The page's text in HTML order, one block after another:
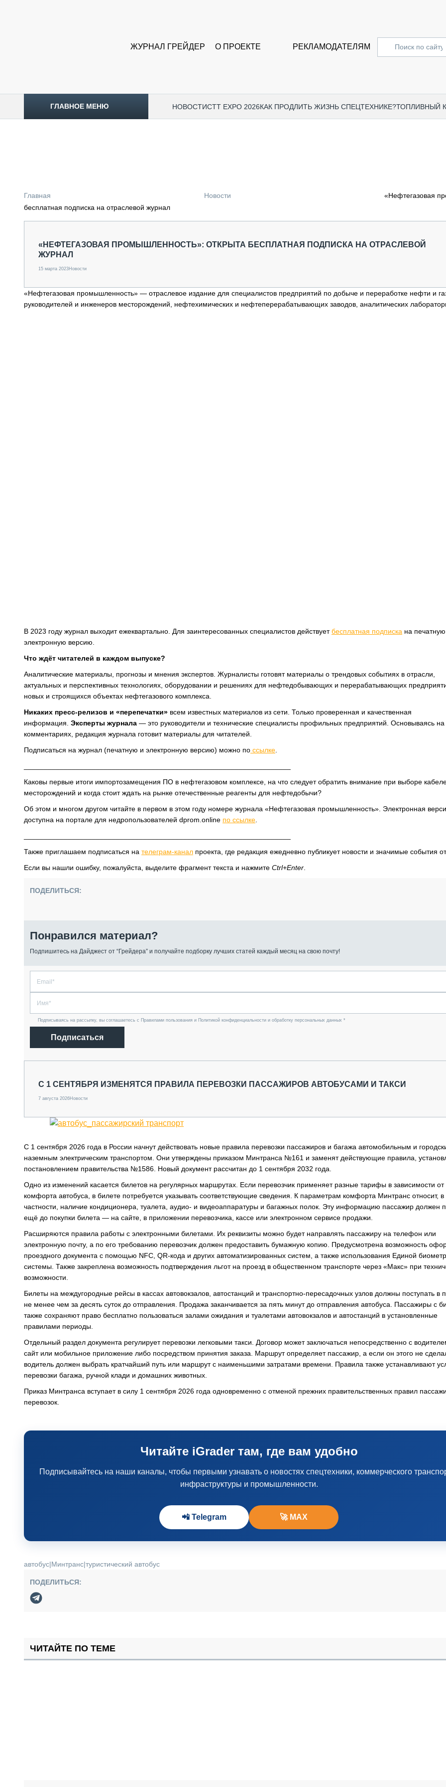
ЖУРНАЛ ГРЕЙДЕР О ПРОЕКТЕ РЕКЛАМОДАТЕЛЯМ
ГЛАВНОЕ МЕНЮ НОВОСТИCTT EXPO 2026КАК ПРОДЛИТЬ ЖИЗНЬ СПЕЦТЕХНИКЕ?ТОПЛИВНЫЙ
ОБЗОР РЫНКА
ГРУЗОПЕРЕВОЗКИ
ФИНАНСЫ, ЛИЗИНГ, СТРАХОВАНИЕ
ТЕХНИКА КРУПНЫМ ПЛАНОМ
ТЕХНОЛОГИИ
ДОРОЖНАЯ ИНДУСТРИЯ
СЕРВИСМЕНЫ
Главная Новости
«Нефтегазовая
бесплатная подписка на отраслевой журнал
«НЕФТЕГАЗОВАЯ ПРОМЫШЛЕННОСТЬ»: ОТКРЫТА БЕСПЛАТНАЯ ПОДПИСКА НА ОТРАСЛЕВОЙ
ЖУРНАЛ
15 марта 2023Новости
«Нефтегазовая промышленность» ― отраслевое издание для специалистов предприятий по добыче и переработке нефти и
руководителей и инженеров месторождений, нефтехимических и нефтеперерабатывающих заводов, аналитических
В 2023 году журнал выходит ежеквартально. Для заинтересованных специалистов действуетбесплатная подписка на
электронную версию.
Что ждёт читателей в каждом выпуске?
Аналитические материалы, прогнозы и мнения экспертов. Журналисты готовят материалы о трендовых событиях в отрасли,
актуальных и перспективных технологиях, оборудовании и решениях для нефтедобывающих и перерабатывающих
новых и строящихся объектах нефтегазового комплекса.
Никаких пресс-релизов и «перепечатки» всем известных материалов из сети. Только проверенная и качественная
информация. Эксперты журнала — это руководители и технические специалисты профильных предприятий. Основываясь на
комментариях, редакция журнала готовит материалы для читателей.
Подписаться на журнал (печатную и электронную версию) можно по ссылке
Каковы первые итоги импортозамещения ПО в нефтегазовом комплексе, на что следует обратить внимание при выборе
месторождений и когда стоит ждать на рынке отечественные реагенты для нефтедобычи?
Об этом и многом другом читайте в первом в этом году номере журнала «Нефтегазовая промышленность». Электронная
доступна на портале для недропользователей dprom.online по ссылке
Также приглашаем подписаться на телеграм-канал проекта, где редакция ежедневно публикует новости и значимые события
Если вы нашли ошибку, пожалуйста, выделите фрагмент текста и нажмите Ctrl+Enter
ПОДЕЛИТЬСЯ:
Понравился материал?
Подпишитесь на Дайджест от “Грейдера” и получайте подборку лучших статей каждый месяц на свою почту!
Подписываясь на рассылку, вы соглашаетесь с Правилами пользования и Политикой конфиденциальности и обработку персональных данных *
Подписаться
С 1 СЕНТЯБРЯ ИЗМЕНЯТСЯ ПРАВИЛА ПЕРЕВОЗКИ ПАССАЖИРОВ АВТОБУСАМИ И ТАКСИ
7 августа 2026Новости
С 1 сентября 2026 года в России начнут действовать новые правила перевозки пассажиров и багажа автомобильным и
наземным электрическим транспортом. Они утверждены приказом Минтранса №161 и заменят действующие правила,
постановлением правительства №1586. Новый документ рассчитан до 1 сентября 2032 года.
Одно из изменений касается билетов на регулярных маршрутах. Если перевозчик применяет разные тарифы в зависимости от
комфорта автобуса, в билете потребуется указывать соответствующие сведения. К параметрам комфорта Минтранс относит, в
частности, наличие кондиционера, туалета, аудио- и видеоаппаратуры и багажных полок. Эту информацию пассажир должен
ещё до покупки билета — на сайте, в приложении перевозчика, кассе или электронном сервисе продажи.
Расширяются правила работы с электронными билетами. Их реквизиты можно будет направлять пассажиру на телефон или
электронную почту, а по его требованию перевозчик должен предоставить бумажную копию. Предусмотрена возможность
проездного документа с помощью NFC, QR-кода и других автоматизированных систем, а также использования Единой
системы. Также закреплена возможность подтверждения льгот на проезд в общественном транспорте через «Макс» при
возможности.
Билеты на междугородные рейсы в кассах автовокзалов, автостанций и транспортно-пересадочных узлов должны поступать в
не менее чем за десять суток до отправления. Продажа заканчивается за пять минут до отправления автобуса. Пассажиры с
также сохраняют право бесплатно пользоваться залами ожидания и туалетами автовокзалов и автостанций в установленные
правилами периоды.
Отдельный раздел документа регулирует перевозки легковыми такси. Договор может заключаться непосредственно с
сайт или мобильное приложение либо посредством принятия заказа. Маршрут определяет пассажир, а если он этого не
водитель должен выбрать кратчайший путь или маршрут с наименьшими затратами времени. Правила также устанавливают
перевозки багажа, ручной клади и домашних животных.
Приказ Минтранса вступает в силу 1 сентября 2026 года одновременно с отменой прежних правительственных правил
перевозок.
Читайте iGrader там, где вам удобно
Подписывайтесь на наши каналы, чтобы первыми узнавать о новостях спецтехники, коммерческого
инфраструктуры и промышленности.
📲 Telegram 🚀 MAX
автобус|Минтранс|туристический автобус
ПОДЕЛИТЬСЯ:
ЧИТАЙТЕ ПО ТЕМЕ